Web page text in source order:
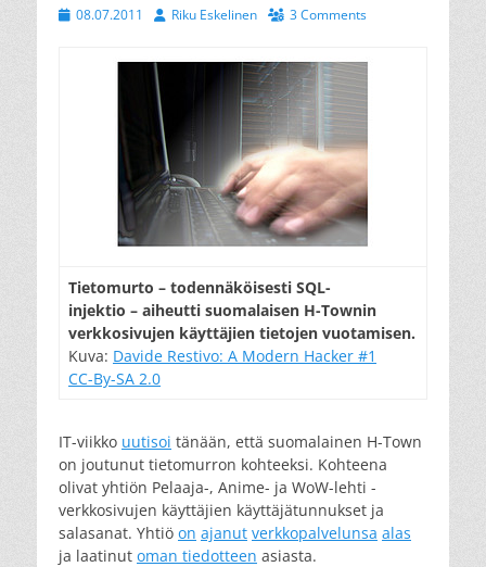
Posted
08.07.2011 AuthorRiku Eskelinen 3 Comments
Tietomurto – todennäköisesti SQL-
injektio – aiheutti suomalaisen H-Townin
verkkosivujen käyttäjien tietojen vuotamisen.
Kuva: Davide Restivo: A Modern Hacker #1
CC-By-SA 2.0
IT-viikko uutisoi tänään, että suomalainen H-Town
on joutunut tietomurron kohteeksi. Kohteena
olivat yhtiön Pelaaja-, Anime- ja WoW-lehti -
verkkosivujen käyttäjien käyttäjätunnukset ja
salasanat. Yhtiö on ajanut verkkopalvelunsa alas
ja laatinut oman tiedotteen asiasta.